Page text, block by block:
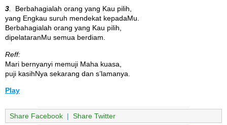
3.
Berbahagialah orang yang Kau pilih,
yang Engkau suruh mendekat kepadaMu.
Berbahagialah orang yang Kau pilih,
dipelataranMu semua berdiam.
Reff:
Mari bernyanyi memuji Maha kuasa,
puji kasihNya sekarang dan s’lamanya.
Play
Share Facebook | Share Twitter